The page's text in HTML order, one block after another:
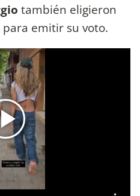
también eligieron
emitir su voto.